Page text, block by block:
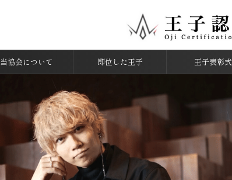
当協会について 即位した王子 王子表彰式